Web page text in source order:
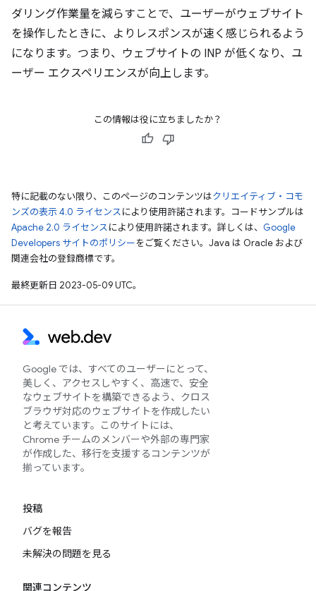
ダリング作業量を減らすことで、ユーザーがウェブサイト
を操作したときに、よりレスポンスが速く感じられるよう
になります。つまり、ウェブサイトの INP が低くなり、ユ
ーザー エクスペリエンスが向上します。
この情報は役に立ちましたか？
特に記載のない限り、このページのコンテンツはクリエイティブ・コモ
ンズの表示 4.0 ライセンスにより使用許諾されます。コードサンプルは
Apache 2.0 ライセンスにより使用許諾されます。詳しくは、 Google
Developers サイトのポリシーをご覧ください。Java は Oracle および
関連会社の登録商標です。
最終更新日 2023-05-09 UTC。
Google では、すべてのユーザーにとって、
美しく、アクセスしやすく、高速で、安全
なウェブサイトを構築できるよう、クロス
ブラウザ対応のウェブサイトを作成したい
と考えています。このサイトには、
Chrome チームのメンバーや外部の専門家
が作成した、移行を支援するコンテンツが
揃っています。
投稿
バグを報告
未解決の問題を見る
関連コンテンツ